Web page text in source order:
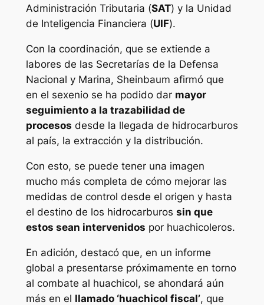
Administración Tributaria (SAT) y la Unidad
de Inteligencia Financiera (UIF).
Con la coordinación, que se extiende a
labores de las Secretarías de la Defensa
Nacional y Marina, Sheinbaum afirmó que
en el sexenio se ha podido dar mayor
seguimiento a la trazabilidad de
procesos desde la llegada de hidrocarburos
al país, la extracción y la distribución.
Con esto, se puede tener una imagen
mucho más completa de cómo mejorar las
medidas de control desde el origen y hasta
el destino de los hidrocarburos sin que
estos sean intervenidos por huachicoleros.
En adición, destacó que, en un informe
global a presentarse próximamente en torno
al combate al huachicol, se ahondará aún
más en el llamado ‘huachicol fiscal’, que